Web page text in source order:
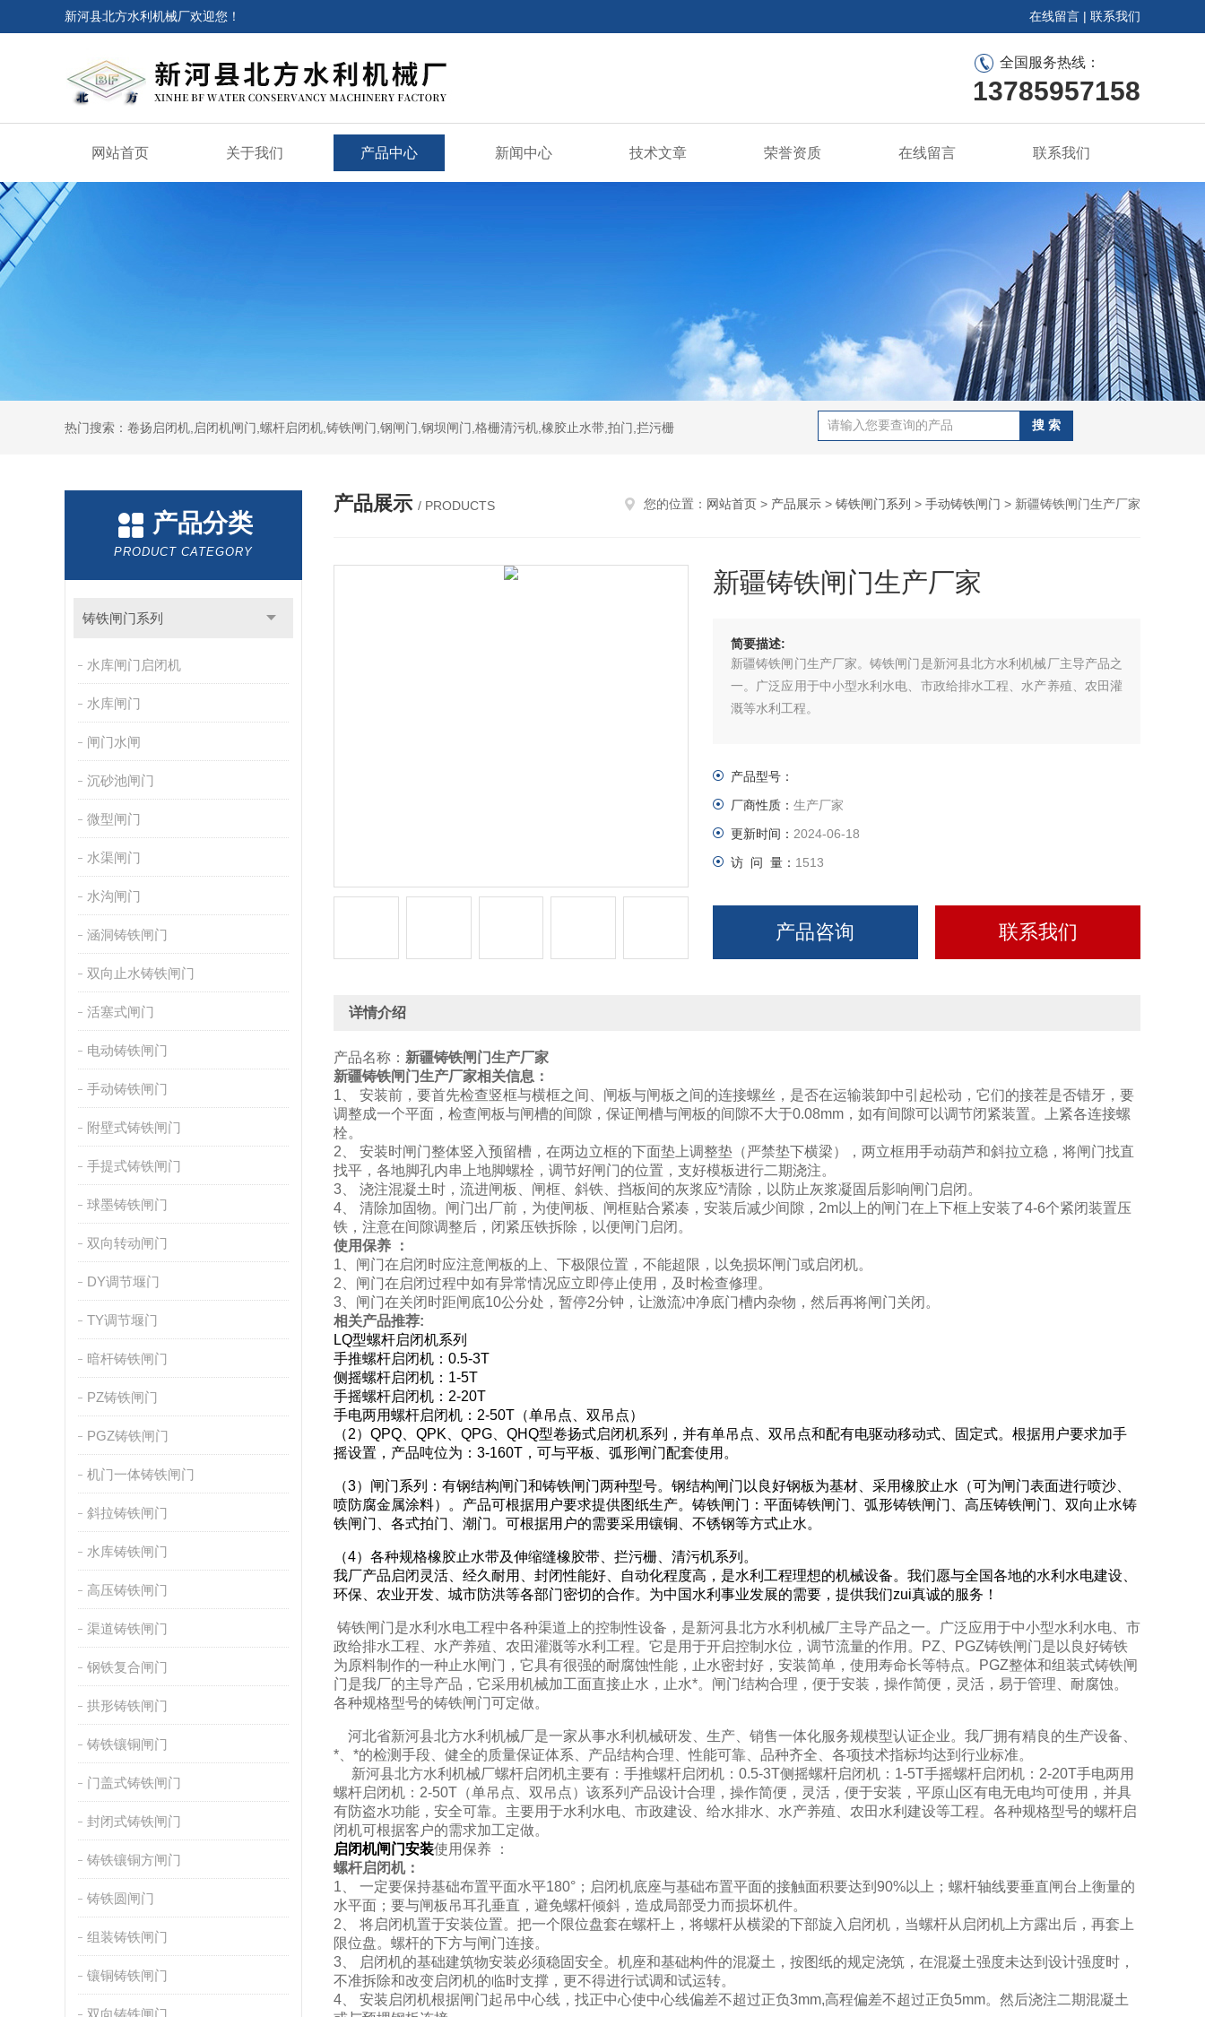
新河县北方水利机械厂欢迎您！ 在线留言 | 联系我们
全国服务热线：
13785957158
网站首页 关于我们 产品中心 新闻中心 技术文章 荣誉资质 在线留言 联系我们
热门搜索：卷扬启闭机,启闭机闸门,螺杆启闭机,铸铁闸门,钢闸门,钢坝闸门,格栅清污机,橡胶止水带,拍门,拦污栅
产品分类
PRODUCT CATEGORY
铸铁闸门系列
水库闸门启闭机
水库闸门
闸门水闸
沉砂池闸门
微型闸门
水渠闸门
水沟闸门
涵洞铸铁闸门
双向止水铸铁闸门
活塞式闸门
电动铸铁闸门
手动铸铁闸门
附壁式铸铁闸门
手提式铸铁闸门
球墨铸铁闸门
双向转动闸门
DY调节堰门
TY调节堰门
暗杆铸铁闸门
PZ铸铁闸门
PGZ铸铁闸门
机门一体铸铁闸门
斜拉铸铁闸门
水库铸铁闸门
高压铸铁闸门
渠道铸铁闸门
钢铁复合闸门
拱形铸铁闸门
铸铁镶铜闸门
门盖式铸铁闸门
封闭式铸铁闸门
铸铁镶铜方闸门
铸铁圆闸门
组装铸铁闸门
镶铜铸铁闸门
双向铸铁闸门
产品展示 / PRODUCTS 您的位置： 网站首页 > 产品展示 > 铸铁闸门系列 > 手动铸铁闸门 > 新疆铸铁闸门生产厂家
新疆铸铁闸门生产厂家
简要描述:
新疆铸铁闸门生产厂家。铸铁闸门是新河县北方水利机械厂主导产品之
一。广泛应用于中小型水利水电、市政给排水工程、水产养殖、农田灌
溉等水利工程。
产品型号：
厂商性质： 生产厂家
更新时间： 2024-06-18
访 问 量： 1513
产品咨询 联系我们
详情介绍
产品名称： 新疆铸铁闸门生产厂家
新疆铸铁闸门生产厂家相关信息：
1、 安装前，要首先检查竖框与横框之间、闸板与闸板之间的连接螺丝，是否在运输装卸中引起松动，它们的接茬是否错牙，要
调整成一个平面，检查闸板与闸槽的间隙，保证闸槽与闸板的间隙不大于0.08mm，如有间隙可以调节闭紧装置。上紧各连接螺
栓。
2、 安装时闸门整体竖入预留槽，在两边立框的下面垫上调整垫（严禁垫下横梁），两立框用手动葫芦和斜拉立稳，将闸门找直
找平，各地脚孔内串上地脚螺栓，调节好闸门的位置，支好模板进行二期浇注。
3、 浇注混凝土时，流进闸板、闸框、斜铁、挡板间的灰浆应*清除，以防止灰浆凝固后影响闸门启闭。
4、 清除加固物。闸门出厂前，为使闸板、闸框贴合紧凑，安装后减少间隙，2m以上的闸门在上下框上安装了4-6个紧闭装置压
铁，注意在间隙调整后，闭紧压铁拆除，以便闸门启闭。
使用保养 ：
1、闸门在启闭时应注意闸板的上、下极限位置，不能超限，以免损坏闸门或启闭机。
2、闸门在启闭过程中如有异常情况应立即停止使用，及时检查修理。
3、闸门在关闭时距闸底10公分处，暂停2分钟，让激流冲净底门槽内杂物，然后再将闸门关闭。
相关产品推荐:
LQ型螺杆启闭机系列
手推螺杆启闭机：0.5-3T
侧摇螺杆启闭机：1-5T
手摇螺杆启闭机：2-20T
手电两用螺杆启闭机：2-50T（单吊点、双吊点）
（2）QPQ、QPK、QPG、QHQ型卷扬式启闭机系列，并有单吊点、双吊点和配有电驱动移动式、固定式。根据用户要求加手
摇设置，产品吨位为：3-160T，可与平板、弧形闸门配套使用。
（3）闸门系列：有钢结构闸门和铸铁闸门两种型号。钢结构闸门以良好钢板为基材、采用橡胶止水（可为闸门表面进行喷沙、
喷防腐金属涂料）。产品可根据用户要求提供图纸生产。铸铁闸门：平面铸铁闸门、弧形铸铁闸门、高压铸铁闸门、双向止水铸
铁闸门、各式拍门、潮门。可根据用户的需要采用镶铜、不锈钢等方式止水。
（4）各种规格橡胶止水带及伸缩缝橡胶带、拦污栅、清污机系列。
我厂产品启闭灵活、经久耐用、封闭性能好、自动化程度高，是水利工程理想的机械设备。我们愿与全国各地的水利水电建设、
环保、农业开发、城市防洪等各部门密切的合作。为中国水利事业发展的需要，提供我们zui真诚的服务！
铸铁闸门是水利水电工程中各种渠道上的控制性设备，是新河县北方水利机械厂主导产品之一。广泛应用于中小型水利水电、市
政给排水工程、水产养殖、农田灌溉等水利工程。它是用于开启控制水位，调节流量的作用。PZ、PGZ铸铁闸门是以良好铸铁
为原料制作的一种止水闸门，它具有很强的耐腐蚀性能，止水密封好，安装简单，使用寿命长等特点。PGZ整体和组装式铸铁闸
门是我厂的主导产品，它采用机械加工面直接止水，止水*。闸门结构合理，便于安装，操作简便，灵活，易于管理、耐腐蚀。
各种规格型号的铸铁闸门可定做。
河北省新河县北方水利机械厂是一家从事水利机械研发、生产、销售一体化服务规模型认证企业。我厂拥有精良的生产设备、
*、*的检测手段、健全的质量保证体系、产品结构合理、性能可靠、品种齐全、各项技术指标均达到行业标准。
新河县北方水利机械厂螺杆启闭机主要有：手推螺杆启闭机：0.5-3T侧摇螺杆启闭机：1-5T手摇螺杆启闭机：2-20T手电两用
螺杆启闭机：2-50T（单吊点、双吊点）该系列产品设计合理，操作简便，灵活，便于安装，平原山区有电无电均可使用，并具
有防盗水功能，安全可靠。主要用于水利水电、市政建设、给水排水、水产养殖、农田水利建设等工程。各种规格型号的螺杆启
闭机可根据客户的需求加工定做。
启闭机闸门安装使用保养 ：
螺杆启闭机：
1、 一定要保持基础布置平面水平180°；启闭机底座与基础布置平面的接触面积要达到90%以上；螺杆轴线要垂直闸台上衡量的
水平面；要与闸板吊耳孔垂直，避免螺杆倾斜，造成局部受力而损坏机件。
2、 将启闭机置于安装位置。把一个限位盘套在螺杆上，将螺杆从横梁的下部旋入启闭机，当螺杆从启闭机上方露出后，再套上
限位盘。螺杆的下方与闸门连接。
3、 启闭机的基础建筑物安装必须稳固安全。机座和基础构件的混凝土 ，按图纸的规定浇筑，在混凝土强度未达到设计强度时，
不准拆除和改变启闭机的临时支撑，更不得进行试调和试运转。
4、 安装启闭机根据闸门起吊中心线，找正中心使中心线偏差不超过正负3mm,高程偏差不超过正负5mm。然后浇注二期混凝土